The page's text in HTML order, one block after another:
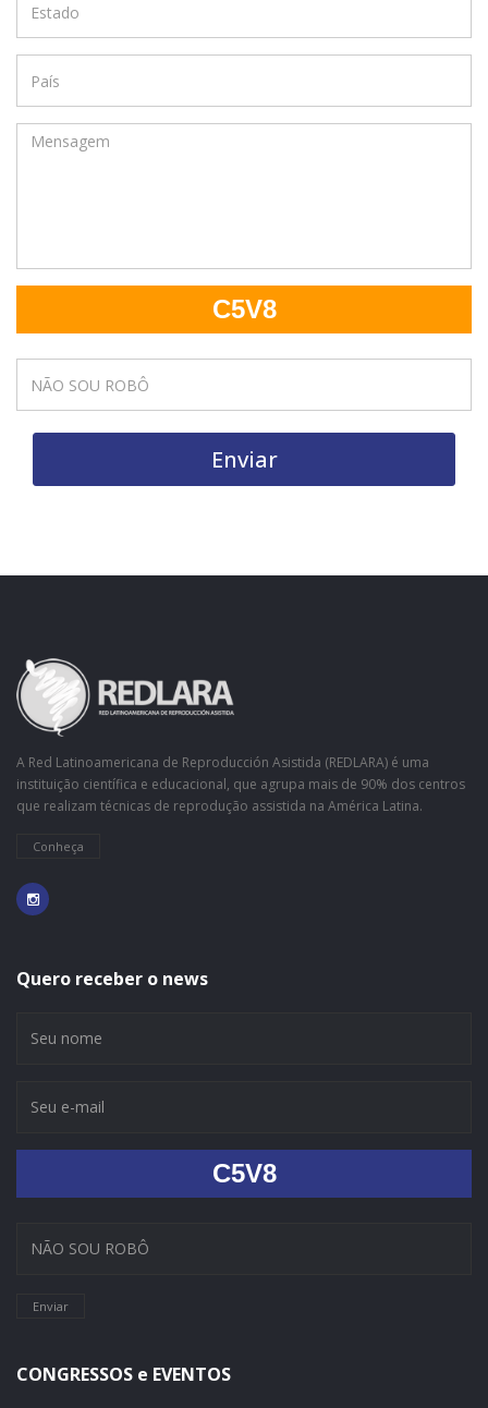
C5V8
Enviar
A Red Latinoamericana de Reproducción Asistida (REDLARA) é uma
instituição científica e educacional, que agrupa mais de 90% dos centros
que realizam técnicas de reprodução assistida na América Latina.
Conheça
Quero receber o news
C5V8
Enviar
CONGRESSOS e EVENTOS